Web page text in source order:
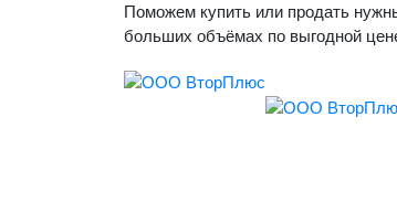
Поможем купить или продать
больших объёмах по выгодной